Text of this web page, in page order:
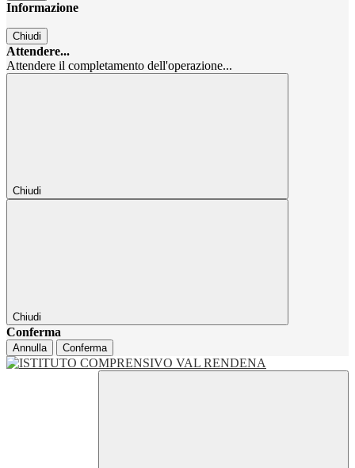
Informazione
Chiudi
Attendere...
Attendere il completamento dell'operazione...
Chiudi
Chiudi
Conferma
Annulla Conferma